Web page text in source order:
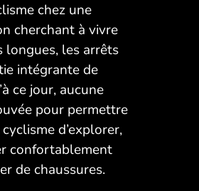
chez une
cherchant à vivre
longues, les arrêts
intégrante de
ce jour, aucune
pour permettre
d’explorer,
confortablement
de chaussures.